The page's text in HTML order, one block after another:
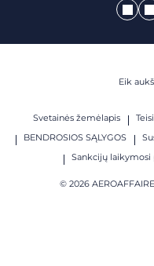
Svetainės žemėlapis
BENDROSIOS SĄLYGOS
Sankcijų laikymosi
© 2026
Eik